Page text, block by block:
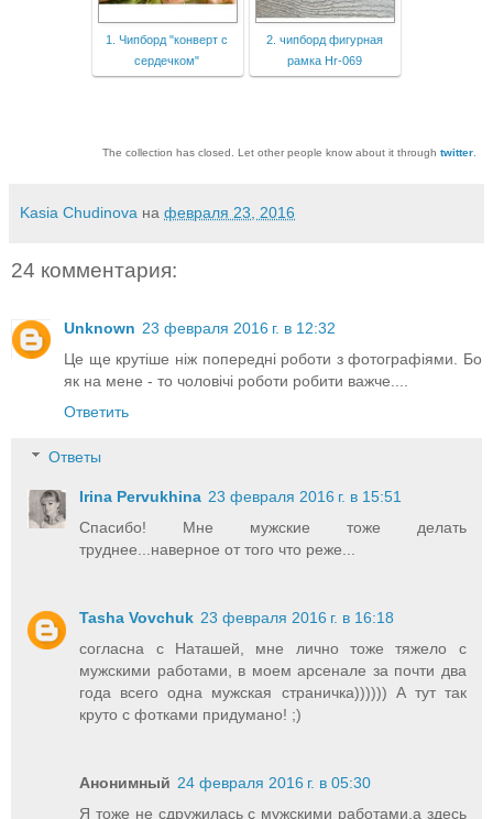
1. Чипборд "конверт с
сердечком"
2. чипборд фигурная
рамка Hr-069
The collection has closed. Let other people know about it through twitter
Kasia Chudinova на февраля 23, 2016
24 комментария:
Unknown 23 февраля 2016 г. в 12:32
Це ще крутіше ніж попередні роботи з фотографіями. Бо
як на мене - то чоловічі роботи робити важче....
Ответить
Ответы
Irina Pervukhina 23 февраля 2016 г. в 15:51
Спасибо! Мне мужские тоже делать
труднее...наверное от того что реже...
Tasha Vovchuk 23 февраля 2016 г. в 16:18
согласна с Наташей, мне лично тоже тяжело с
мужскими работами, в моем арсенале за почти два
года всего одна мужская страничка)))))) А тут так
круто с фотками придумано! ;)
Анонимный 24 февраля 2016 г. в 05:30
Я тоже не сдружилась с мужскими работами,а здесь